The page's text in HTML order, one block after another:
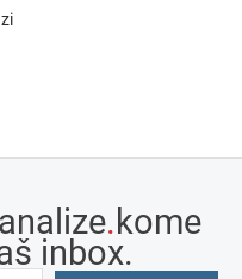
analize.kome
inbox.